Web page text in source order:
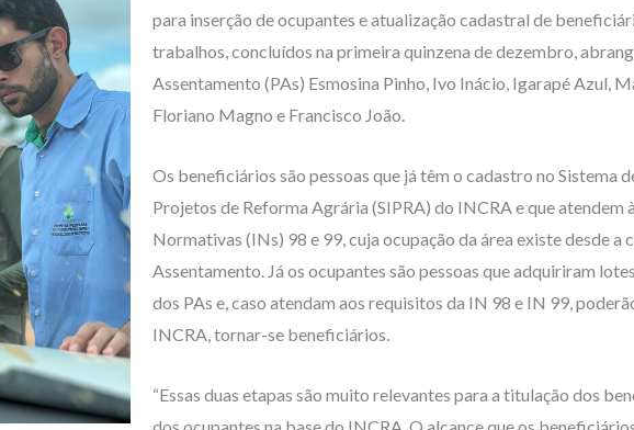
para inserção de ocupantes e atualização cadastral de
trabalhos, concluídos na primeira quinzena de dezembro,
Assentamento (PAs) Esmosina Pinho, Ivo Inácio, Igarapé Azul,
Floriano Magno e Francisco João.
Os beneficiários são pessoas que já têm o cadastro no Sistema
Projetos de Reforma Agrária (SIPRA) do INCRA e que atendem
Normativas (INs) 98 e 99, cuja ocupação da área existe desde a
Assentamento. Já os ocupantes são pessoas que adquiriram
dos PAs e, caso atendam aos requisitos da IN 98 e IN 99,
INCRA, tornar-se beneficiários.
“Essas duas etapas são muito relevantes para a titulação dos
dos ocupantes na base do INCRA. O alcance que os